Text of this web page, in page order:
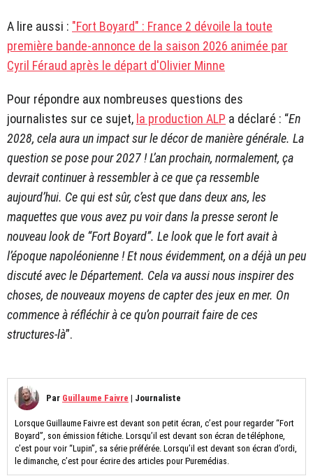
A lire aussi : "Fort Boyard" : France 2 dévoile la toute
première bande-annonce de la saison 2026 animée par
Cyril Féraud après le départ d'Olivier Minne
Pour répondre aux nombreuses questions des
journalistes sur ce sujet, la production ALP a déclaré : “En
2028, cela aura un impact sur le décor de manière générale. La
question se pose pour 2027 ! L’an prochain, normalement, ça
devrait continuer à ressembler à ce que ça ressemble
aujourd’hui. Ce qui est sûr, c’est que dans deux ans, les
maquettes que vous avez pu voir dans la presse seront le
nouveau look de “Fort Boyard”. Le look que le fort avait à
l’époque napoléonienne ! Et nous évidemment, on a déjà un peu
discuté avec le Département. Cela va aussi nous inspirer des
choses, de nouveaux moyens de capter des jeux en mer. On
commence à réfléchir à ce qu’on pourrait faire de ces
structures-là”.
Par Guillaume Faivre | Journaliste
Lorsque Guillaume Faivre est devant son petit écran, c’est pour regarder “Fort
Boyard”, son émission fétiche. Lorsqu’il est devant son écran de téléphone,
c’est pour voir “Lupin”, sa série préférée. Lorsqu’il est devant son écran d’ordi,
le dimanche, c’est pour écrire des articles pour Puremédias.